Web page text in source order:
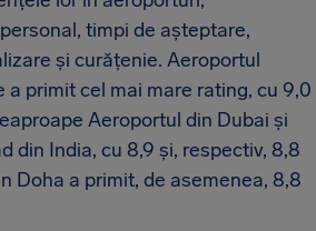
timpi de așteptare,
și curățenie. Aeroportul
a primit cel mai mare rating, cu 9,0
Aeroportul din Dubai și
din India, cu 8,9 și, respectiv, 8,8
Doha a primit, de asemenea, 8,8